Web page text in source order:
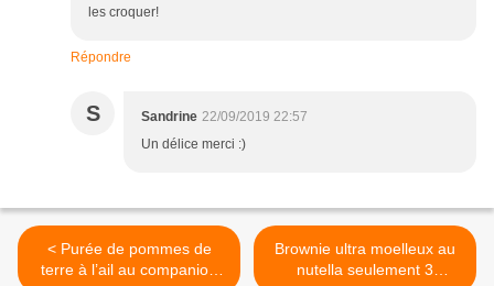
les croquer!
Répondre
S Sandrine 22/09/2019 22:57
Un délice merci :)
< Purée de pommes de
terre à l’ail au companion
Brownie ultra moelleux au
nutella seulement 3